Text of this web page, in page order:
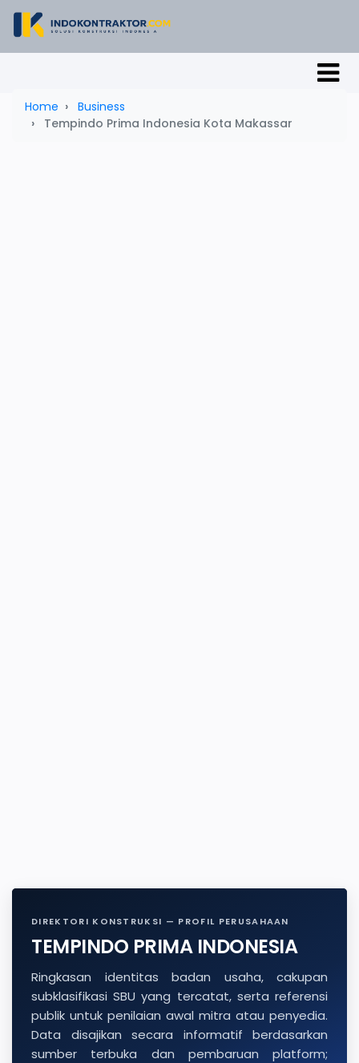
Home
Business
Tempindo Prima Indonesia Kota Makassar
DIREKTORI KONSTRUKSI — PROFIL PERUSAHAAN
TEMPINDO PRIMA INDONESIA
Ringkasan identitas badan usaha, cakupan
subklasifikasi SBU yang tercatat, serta referensi
publik untuk penilaian awal mitra atau penyedia.
Data disajikan secara informatif berdasarkan
sumber terbuka dan pembaruan platform;